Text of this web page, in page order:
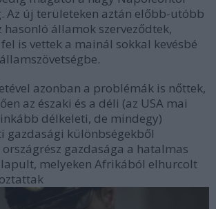
Az új területeken aztán előbb-utóbb
hasonló államok szerveződtek,
is vettek a mainál sokkal kevésbé
azonban a problémák is nőttek,
az északi és a déli (az USA mai
délkeleti, de mindegy)
gazdasági különbségekből
gazdasága a hatalmas
melyeken Afrikából elhurcolt